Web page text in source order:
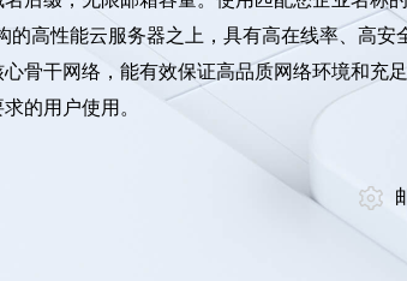
高性能云服务器之上，具有高在线率、高安
骨干网络，能有效保证高品质网络环境和充
的用户使用。